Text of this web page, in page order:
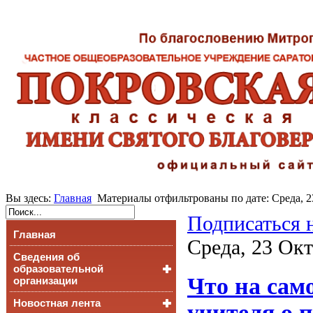
Вы здесь: Главная Материалы отфильтрованы по дате: Среда,
Главная
Сведения об
образовательной
организации
Основные сведения
Новостная лента
Подписаться
Среда, 23
Что на